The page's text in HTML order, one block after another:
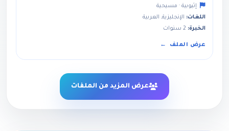
إثيوبية · مسيحية
اللغات: الإنجليزية, العربية
الخبرة:
عرض الملف
عرض المزيد من الملفات